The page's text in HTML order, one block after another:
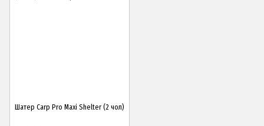
Шатер Carp Pro Maxi Shelter (2 чол)